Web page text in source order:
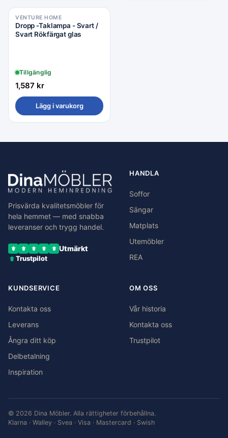
VENTURE HOME
Dropp -Taklampa - Svart /
Svart Rökfärgat glas
Tillgänglig
1,587 kr
Lägg i varukorg
Prisvärda kvalitetsmöbler för
hela hemmet — med snabba
leveranser och trygg handel.
Utmärkt
Trustpilot
HANDLA
Soffor
Sängar
Matplats
Utemöbler
REA
KUNDSERVICE
Kontakta oss
Leverans
Ångra ditt köp
Delbetalning
Inspiration
OM OSS
Vår historia
Kontakta oss
Trustpilot
© 2026 Dina Möbler. Alla rättigheter förbehållna.
Klarna · Walley · Svea · Visa · Mastercard · Swish